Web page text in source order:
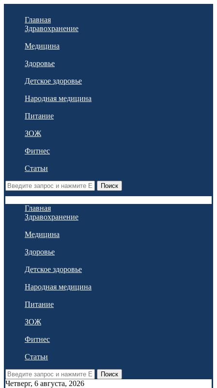
Главная
Здравохранение
Медицина
Здоровье
Детское здоровье
Народная медицина
Питание
ЗОЖ
Фитнес
Статьи
Поиск
Главная
Здравохранение
Медицина
Здоровье
Детское здоровье
Народная медицина
Питание
ЗОЖ
Фитнес
Статьи
Поиск
Четверг, 6 августа, 2026